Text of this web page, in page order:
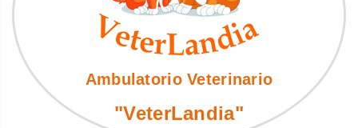
Ambulatorio Veterinario
"VeterLandia"